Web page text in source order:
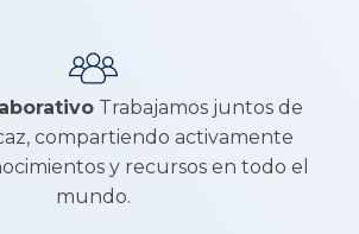
Trabajamos juntos de
compartiendo activamente
y recursos en todo el
mundo.